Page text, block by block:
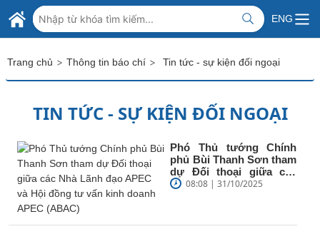
Skip to Main Content
BỘ NGOẠI GIAO VIỆT NAM
MINISTRY OF FOREIGN AFFAIRS
ENG
Trang chủ > Thông tin báo chí > Tin tức - sự kiện đối ngoại
TIN TỨC - SỰ KIỆN ĐỐI NGOẠI
Phó Thủ tướng Chính
phủ Bùi Thanh Sơn tham
dự Đối thoại giữa các
Nhà Lãnh đạo APEC và
08:08 | 31/10/2025